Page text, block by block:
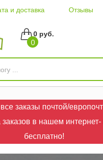
и доставка Отзывы
0
0 руб.
заказы почтой/
заказов в нашем интернет-
бесплатно!